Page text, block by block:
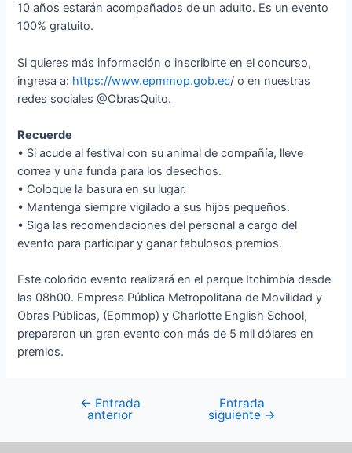
10 años estarán acompañados de un adulto. Es un evento
100% gratuito.
Si quieres más información o inscribirte en el concurso,
ingresa a: https://www.epmmop.gob.ec/ o en nuestras
redes sociales @ObrasQuito.
Recuerde
• Si acude al festival con su animal de compañía, lleve
correa y una funda para los desechos.
• Coloque la basura en su lugar.
• Mantenga siempre vigilado a sus hijos pequeños.
• Siga las recomendaciones del personal a cargo del
evento para participar y ganar fabulosos premios.
Este colorido evento realizará en el parque Itchimbía desde
las 08h00. Empresa Pública Metropolitana de Movilidad y
Obras Públicas, (Epmmop) y Charlotte English School,
prepararon un gran evento con más de 5 mil dólares en
premios.
← Entrada
anterior
Entrada
siguiente →